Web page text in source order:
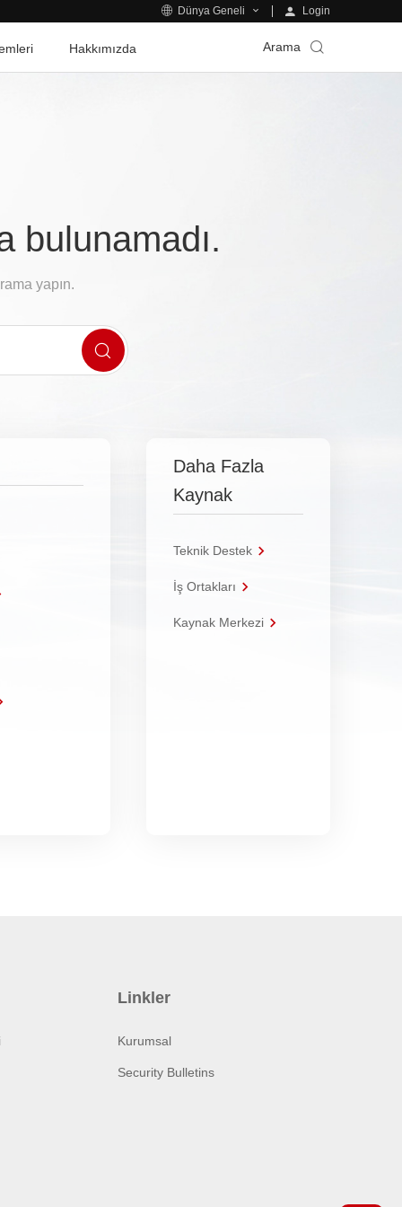
Dünya Geneli Login
Hakkımızda Arama
bulunamadı.
yapın.
Daha Fazla
Kaynak
Teknik Destek
İş Ortakları
Kaynak Merkezi
Linkler
Kurumsal
Security Bulletins